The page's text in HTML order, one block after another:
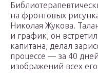
на фронтовых
Николая Жукова.
и график, он
капитана, делал
процессе — за 40
изображений всех